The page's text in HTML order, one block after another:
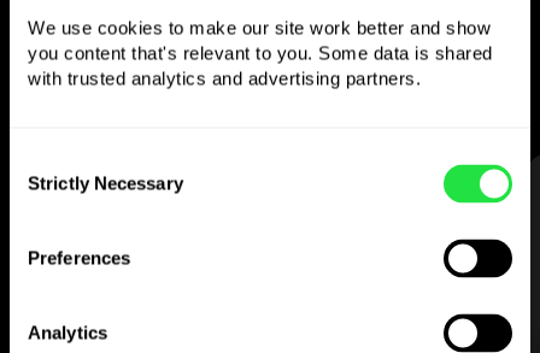
We use cookies to make our site work better and show
you content that's relevant to you. Some data is shared
with trusted analytics and advertising partners.
Selection
Strictly Necessary
Preferences
Analytics
Send penger utenlands,
ta ut fra minibanker uten
provisjon, betal med flervalutakortet
STEG 1